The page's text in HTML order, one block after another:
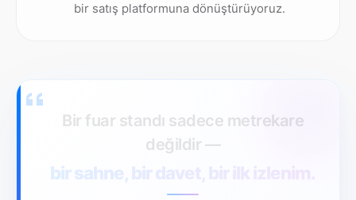
bir satış platformuna dönüştürüyoruz.
Bir fuar standı sadece metrekare
değildir —
bir sahne, bir davet, bir ilk izlenim.